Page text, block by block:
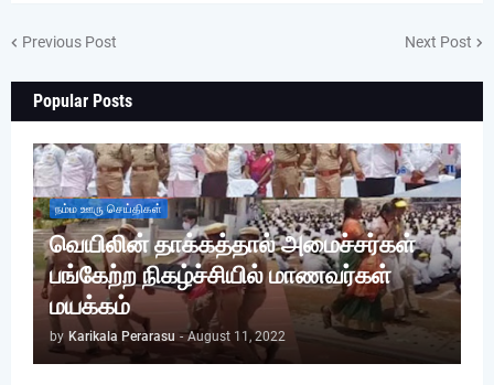
Previous Post Next Post
Popular Posts
நம்ம ஊரு செய்திகள்
வெயிலின் தாக்கத்தால் அமைச்சர்கள்
பங்கேற்ற நிகழ்ச்சியில் மாணவர்கள்
மயக்கம்
by Karikala Perarasu - August 11, 2022